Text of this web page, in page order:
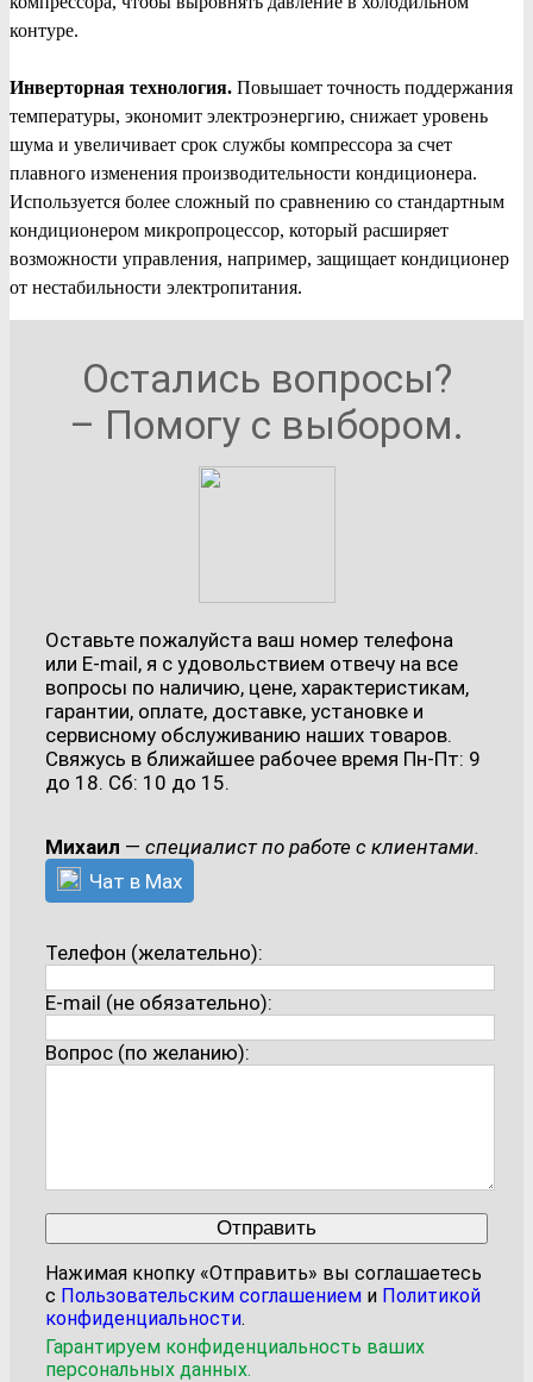
контуре.
Инверторная технология. Повышает точность поддержания
температуры, экономит электроэнергию, снижает уровень
шума и увеличивает срок службы компрессора за счет
плавного изменения производительности кондиционера.
Используется более сложный по сравнению со стандартным
кондиционером микропроцессор, который расширяет
возможности управления, например, защищает кондиционер
от нестабильности электропитания.
Остались вопросы?
– Помогу с выбором.
Оставьте пожалуйста ваш номер телефона
или E-mail, я с удовольствием отвечу на все
вопросы по наличию, цене, характеристикам,
гарантии, оплате, доставке, установке и
сервисному обслуживанию наших товаров.
Свяжусь в ближайшее рабочее время Пн-Пт: 9
до 18. Сб: 10 до 15.
Михаил — специалист по работе с клиентами.
Чат в Max
Телефон (желательно):
E-mail (не обязательно):
Вопрос (по желанию):
Нажимая кнопку «Отправить» вы соглашаетесь
с Пользовательским соглашением и Политикой
конфиденциальности.
Гарантируем конфиденциальность ваших
персональных данных.